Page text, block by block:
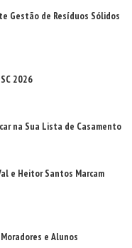
Gestão de Resíduos Sólidos
2026
na Sua Lista de Casamento
e Heitor Santos Marcam
e Alunos